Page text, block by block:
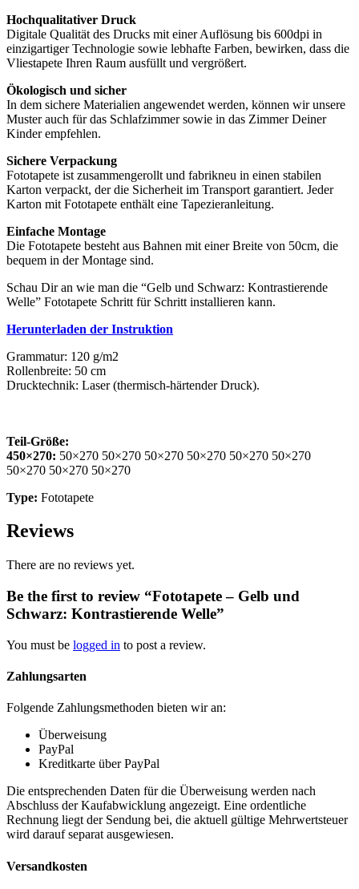
Hochqualitativer Druck
Digitale Qualität des Drucks mit einer Auflösung bis 600dpi in
einzigartiger Technologie sowie lebhafte Farben, bewirken, dass die
Vliestapete Ihren Raum ausfüllt und vergrößert.
Ökologisch und sicher
In dem sichere Materialien angewendet werden, können wir unsere
Muster auch für das Schlafzimmer sowie in das Zimmer Deiner
Kinder empfehlen.
Sichere Verpackung
Fototapete ist zusammengerollt und fabrikneu in einen stabilen
Karton verpackt, der die Sicherheit im Transport garantiert. Jeder
Karton mit Fototapete enthält eine Tapezieranleitung.
Einfache Montage
Die Fototapete besteht aus Bahnen mit einer Breite von 50cm, die
bequem in der Montage sind.
Schau Dir an wie man die “Gelb und Schwarz: Kontrastierende
Welle” Fototapete Schritt für Schritt installieren kann.
Herunterladen der Instruktion
Grammatur: 120 g/m2
Rollenbreite: 50 cm
Drucktechnik: Laser (thermisch-härtender Druck).
Teil-Größe:
450×270: 50×270 50×270 50×270 50×270 50×270 50×270
50×270 50×270 50×270
Type: Fototapete
Reviews
There are no reviews yet.
Be the first to review “Fototapete – Gelb und
Schwarz: Kontrastierende Welle”
You must be logged in to post a review.
Zahlungsarten
Folgende Zahlungsmethoden bieten wir an:
Überweisung
PayPal
Kreditkarte über PayPal
Die entsprechenden Daten für die Überweisung werden nach
Abschluss der Kaufabwicklung angezeigt. Eine ordentliche
Rechnung liegt der Sendung bei, die aktuell gültige Mehrwertsteuer
wird darauf separat ausgewiesen.
Versandkosten